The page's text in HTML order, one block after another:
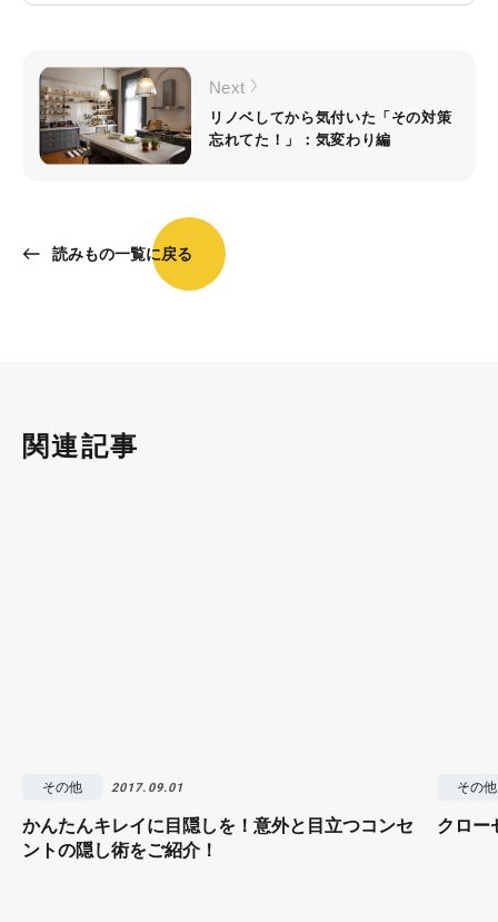
読みもの一覧に戻る
Next
リノベしてから気付いた「その対策
忘れてた！」：気変わり編
関連記事
その他 2017.09.01
かんたんキレイに目隠しを！意外と目立つコンセ
ントの隠し術をご紹介！
その他
クロー